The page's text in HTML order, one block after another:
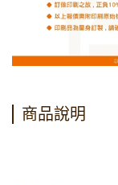
商品說明